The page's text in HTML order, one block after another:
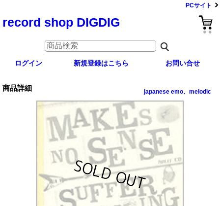
PCサイト
record shop DIGDIG
ログイン 新規登録はこちら お問い合せ
商品詳細 japanese emo、melodic